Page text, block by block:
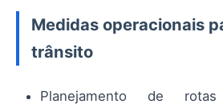
Medidas operacionais
trânsito
Planejamento de